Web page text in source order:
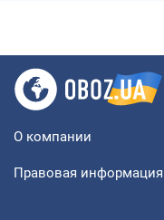
О компании
Правовая информация